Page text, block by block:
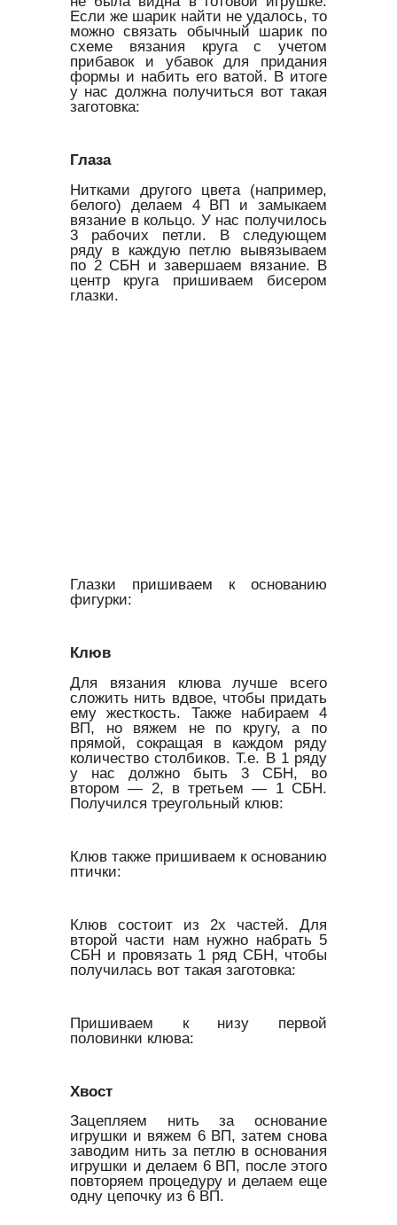
Если же шарик найти не удалось, то
можно связать обычный шарик по
схеме вязания круга с учетом
прибавок и убавок для придания
формы и набить его ватой. В итоге
у нас должна получиться вот такая
заготовка:
Глаза
Нитками другого цвета (например,
белого) делаем 4 ВП и замыкаем
вязание в кольцо. У нас получилось
3 рабочих петли. В следующем
ряду в каждую петлю вывязываем
по 2 СБН и завершаем вязание. В
центр круга пришиваем бисером
глазки.
Глазки пришиваем к основанию
фигурки:
Клюв
Для вязания клюва лучше всего
сложить нить вдвое, чтобы придать
ему жесткость. Также набираем 4
ВП, но вяжем не по кругу, а по
прямой, сокращая в каждом ряду
количество столбиков. Т.е. В 1 ряду
у нас должно быть 3 СБН, во
втором — 2, в третьем — 1 СБН.
Получился треугольный клюв:
Клюв также пришиваем к основанию
птички:
Клюв состоит из 2х частей. Для
второй части нам нужно набрать 5
СБН и провязать 1 ряд СБН, чтобы
получилась вот такая заготовка:
Пришиваем к низу первой
половинки клюва:
Хвост
Зацепляем нить за основание
игрушки и вяжем 6 ВП, затем снова
заводим нить за петлю в основания
игрушки и делаем 6 ВП, после этого
повторяем процедуру и делаем еще
одну цепочку из 6 ВП.